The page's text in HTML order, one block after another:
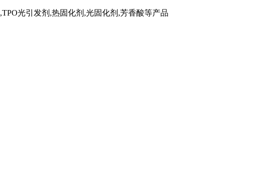
光引发剂,热固化剂,光固化剂,芳香酸等产品